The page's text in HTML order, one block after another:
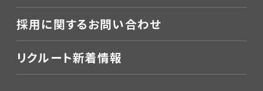
採用に関するお問い合わせ
リクルート新着情報